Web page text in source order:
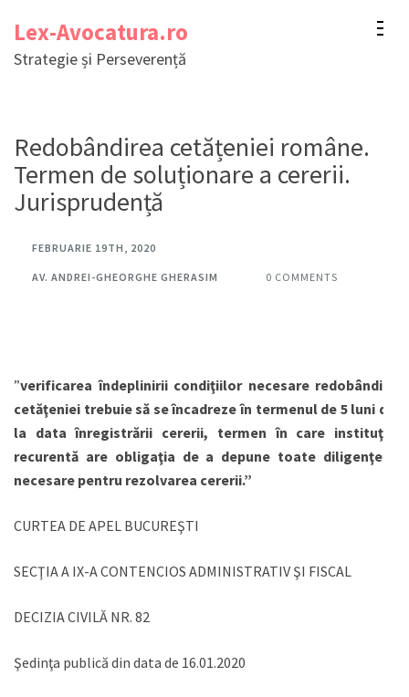
conținut
Lex-Avocatura.ro
Strategie și Perseverență
Redobândirea cetățeniei române.
Termen de soluționare a cererii.
Jurisprudență
FEBRUARIE 19TH, 2020
AV. ANDREI-GHEORGHE GHERASIM 0 COMMENTS
”verificarea îndeplinirii condiţiilor necesare redobândirii
cetăţeniei trebuie să se încadreze în termenul de 5 luni de
la data înregistrării cererii, termen în care instituţia
recurentă are obligaţia de a depune toate diligenţele
necesare pentru rezolvarea cererii.”
CURTEA DE APEL BUCUREŞTI
SECŢIA A IX-A CONTENCIOS ADMINISTRATIV ŞI FISCAL
DECIZIA CIVILĂ NR. 82
Şedinţa publică din data de 16.01.2020